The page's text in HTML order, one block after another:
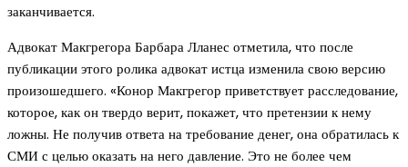
заканчивается.
Адвокат Макгрегора Барбара Лланес отметила, что после
публикации этого ролика адвокат истца изменила свою версию
произошедшего. «Конор Макгрегор приветствует расследование,
которое, как он твердо верит, покажет, что претензии к нему
ложны. Не получив ответа на требование денег, она обратилась к
СМИ с целью оказать на него давление. Это не более чем